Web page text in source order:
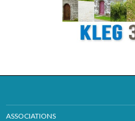
ASSOCIATIONS